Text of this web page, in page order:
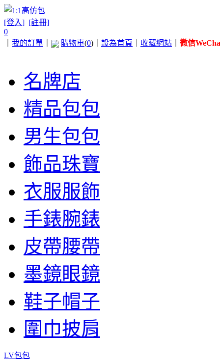
[登入] [註冊]
0
我的訂單 購物車(0) 設為首頁 收藏網站 微信
名牌店
精品包包
男生包包
飾品珠寶
衣服服飾
手錶腕錶
皮帶腰帶
墨鏡眼鏡
鞋子帽子
圍巾披肩
LV包包